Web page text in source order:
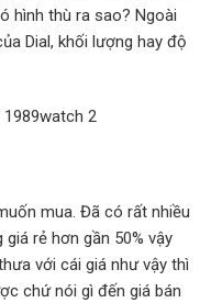
hình thù ra sao? Ngoài
Dial, khối lượng hay độ
mua. Đã có rất nhiều
rẻ hơn gần 50% vậy
với cái giá như vậy thì
chứ nói gì đến giá bán